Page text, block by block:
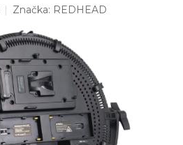
Značka: REDHEAD